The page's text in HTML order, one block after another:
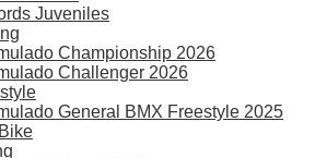
Juveniles
Championship 2026
Challenger 2026
General BMX Freestyle 2025